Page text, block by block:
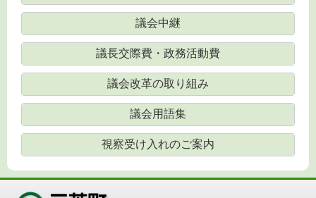
議会中継
議長交際費・政務活動費
議会改革の取り組み
議会用語集
視察受け入れのご案内